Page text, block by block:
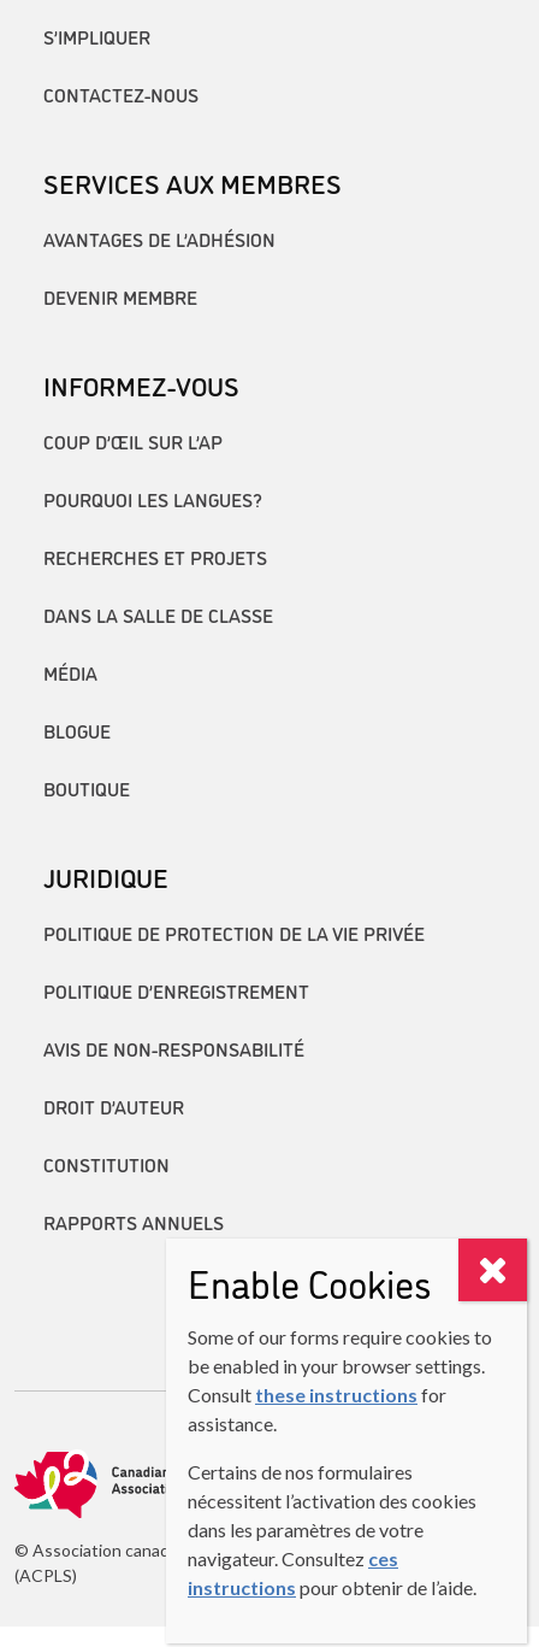
S’IMPLIQUER
CONTACTEZ-NOUS
SERVICES AUX MEMBRES
AVANTAGES DE L’ADHÉSION
DEVENIR MEMBRE
INFORMEZ-VOUS
COUP D’ŒIL SUR L’AP
POURQUOI LES LANGUES?
RECHERCHES ET PROJETS
DANS LA SALLE DE CLASSE
MÉDIA
BLOGUE
BOUTIQUE
JURIDIQUE
POLITIQUE DE PROTECTION DE LA VIE PRIVÉE
POLITIQUE D’ENREGISTREMENT
AVIS DE NON-RESPONSABILITÉ
DROIT D’AUTEUR
CONSTITUTION
RAPPORTS ANNUELS
© Association canadienne des professeurs de langues secondes
(ACPLS)
Enable Cookies
Some of our forms require cookies to
be enabled in your browser settings.
Consult these instructions for
assistance.
Certains de nos formulaires
nécessitent l’activation des cookies
dans les paramètres de votre
navigateur. Consultez ces
instructions pour obtenir de l’aide.